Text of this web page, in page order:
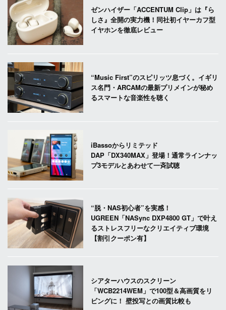
ゼンハイザー「ACCENTUM Clip」は『ら
しさ』全開の実力機！同社初イヤーカフ型
イヤホンを徹底レビュー
“Music First”のスピリッツ息づく。イギリ
ス名門・ARCAMの最新プリメインが秘め
るスマートな音楽性を聴く
iBassoからリミテッド
DAP「DX340MAX」登場！通常ラインナッ
プ3モデルとあわせて一斉試聴
“脱・NAS初心者”を実感！
UGREEN「NASync DXP4800 GT」で叶え
るストレスフリーなクリエイティブ環境
【割引クーポン有】
シアターハウスのスクリーン
「WCB2214WEM」で100型＆高画質をリ
ビングに！ 壁投写との画質比較も